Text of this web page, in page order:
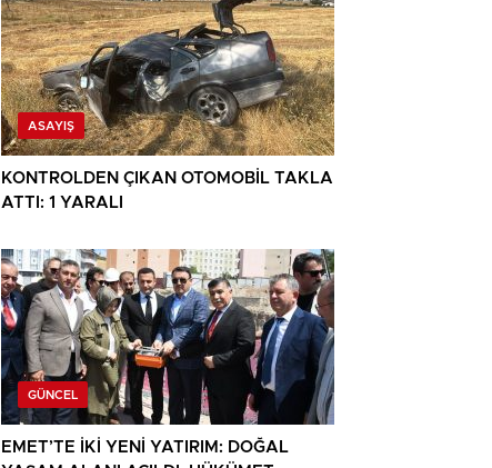
ASAYIŞ
KONTROLDEN ÇIKAN OTOMOBİL TAKLA
ATTI: 1 YARALI
GÜNCEL
EMET’TE İKİ YENİ YATIRIM: DOĞAL